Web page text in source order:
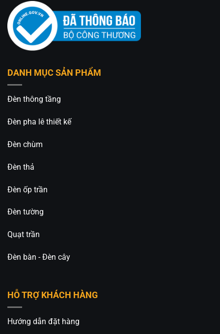
DANH MỤC SẢN PHẨM
Đèn thông tầng
Đèn pha lê thiết kế
Đèn chùm
Đèn thả
Đèn ốp trần
Đèn tường
Quạt trần
Đèn bàn - Đèn cây
HỖ TRỢ KHÁCH HÀNG
Hướng dẫn đặt hàng